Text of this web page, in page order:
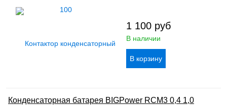
1 100 руб
В наличии
Конденсаторная батарея BIGPower RCM3 0,4 1,0